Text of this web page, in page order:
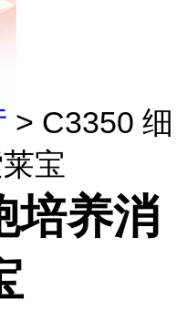
> C3350 细
宝
培养消